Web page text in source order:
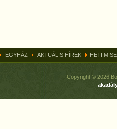
EGYHÁZ AKTUÁLIS HÍREK HETI
Copyright © 2026